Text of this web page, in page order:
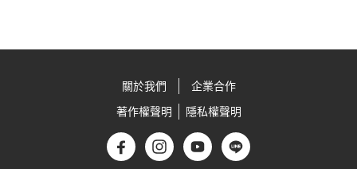
關於我們
企業合作
著作權聲明
隱私權聲明